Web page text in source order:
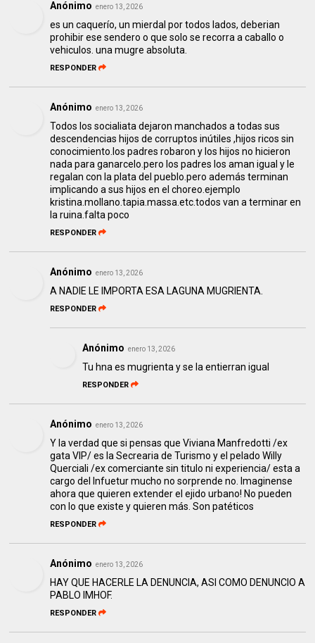
Anónimo enero 13, 2026
es un caquerío, un mierdal por todos lados, deberian
prohibir ese sendero o que solo se recorra a caballo o
vehiculos. una mugre absoluta.
RESPONDER
Anónimo enero 13, 2026
Todos los socialiata dejaron manchados a todas sus
descendencias hijos de corruptos inútiles ,hijos ricos sin
conocimiento.los padres robaron y los hijos no hicieron
nada para ganarcelo.pero los padres los aman igual y le
regalan con la plata del pueblo.pero además terminan
implicando a sus hijos en el choreo.ejemplo
kristina.mollano.tapia.massa.etc.todos van a terminar en
la ruina.falta poco
RESPONDER
Anónimo enero 13, 2026
A NADIE LE IMPORTA ESA LAGUNA MUGRIENTA.
RESPONDER
Anónimo enero 13, 2026
Tu hna es mugrienta y se la entierran igual
RESPONDER
Anónimo enero 13, 2026
Y la verdad que si pensas que Viviana Manfredotti /ex
gata VIP/ es la Secrearia de Turismo y el pelado Willy
Querciali /ex comerciante sin titulo ni experiencia/ esta a
cargo del Infuetur mucho no sorprende no. Imaginense
ahora que quieren extender el ejido urbano! No pueden
con lo que existe y quieren más. Son patéticos
RESPONDER
Anónimo enero 13, 2026
HAY QUE HACERLE LA DENUNCIA, ASI COMO DENUNCIO A
PABLO IMHOF.
RESPONDER